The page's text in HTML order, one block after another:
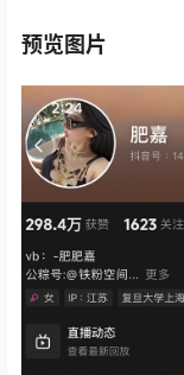
预览图片